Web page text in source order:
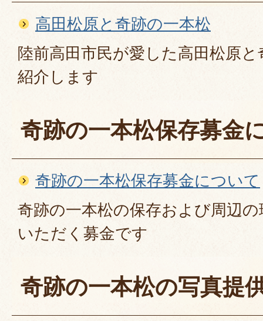
高田松原と奇跡の一本松
陸前高田市民が愛した高田松原
紹介します
奇跡の一本松保存募金
奇跡の一本松保存募金について
奇跡の一本松の保存および周辺
いただく募金です
奇跡の一本松の写真提